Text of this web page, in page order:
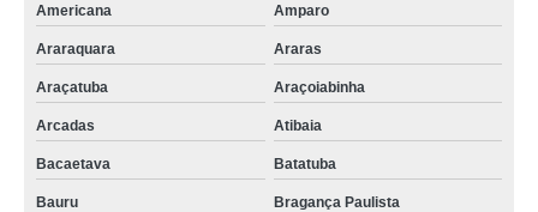
Americana
Amparo
Araraquara Araras
Araçatuba Araçoiabinha
Arcadas Atibaia
Bacaetava Batatuba
Bauru Bragança Paulista